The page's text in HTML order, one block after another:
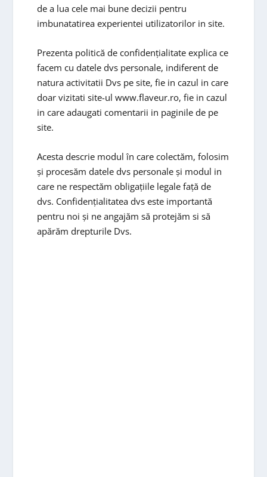
de a lua cele mai bune decizii pentru
imbunatatirea experientei utilizatorilor in site.
Prezenta politică de confidențialitate explica ce
facem cu datele dvs personale, indiferent de
natura activitatii Dvs pe site, fie in cazul in care
doar vizitati site-ul www.flaveur.ro, fie in cazul
in care adaugati comentarii in paginile de pe
site.
Acesta descrie modul în care colectăm, folosim
și procesăm datele dvs personale și modul in
care ne respectăm obligațiile legale față de
dvs. Confidențialitatea dvs este importantă
pentru noi și ne angajăm să protejăm si să
apărăm drepturile Dvs.